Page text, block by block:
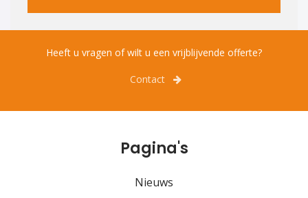
Heeft u vragen of wilt u een vrijblijvende offerte?
Contact
Pagina's
Nieuws